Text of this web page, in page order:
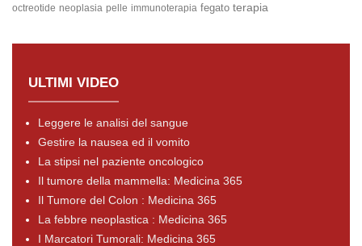
octreotide neoplasia pelle immunoterapia fegato terapia
ULTIMI VIDEO
Leggere le analisi del sangue
Gestire la nausea ed il vomito
La stipsi nel paziente oncologico
Il tumore della mammella: Medicina 365
Il Tumore del Colon : Medicina 365
La febbre neoplastica : Medicina 365
I Marcatori Tumorali: Medicina 365